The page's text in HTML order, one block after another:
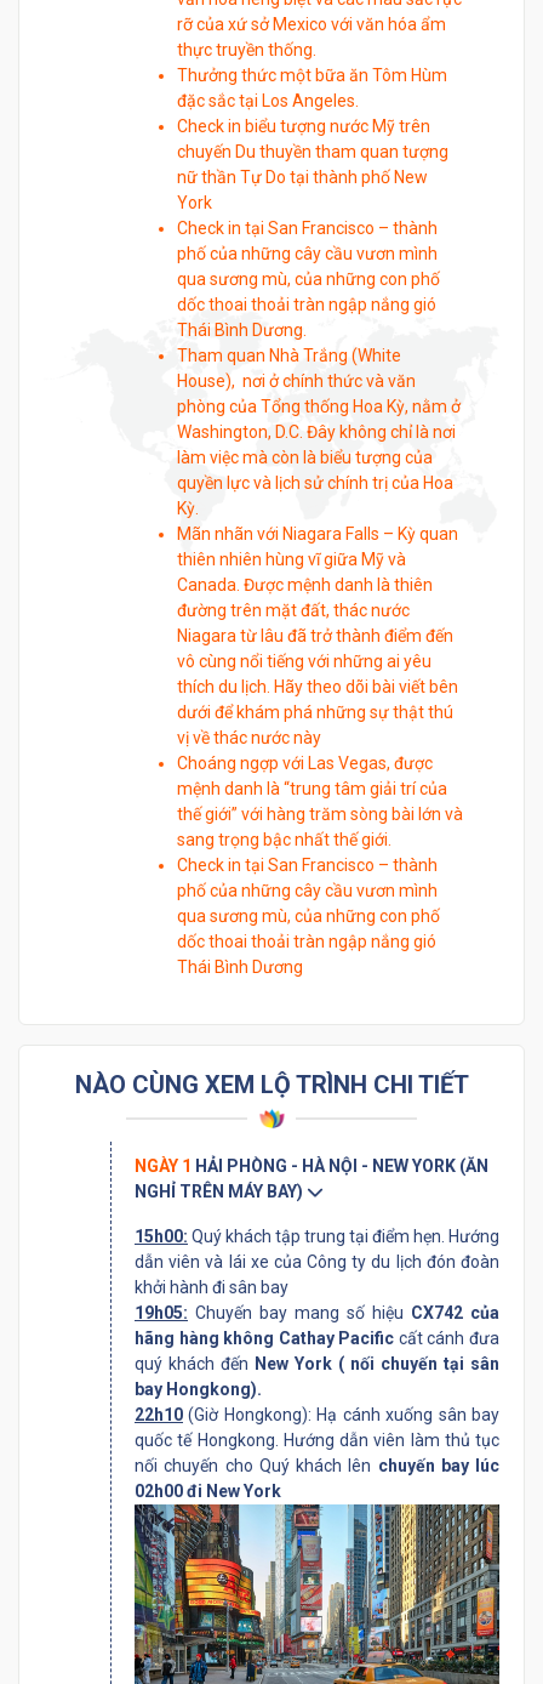
rỡ của xứ sở Mexico với văn hóa ẩm
thực truyền thống.
Thưởng thức một bữa ăn Tôm Hùm
đặc sắc tại Los Angeles.
Check in biểu tượng nước Mỹ trên
chuyến Du thuyền tham quan tượng
nữ thần Tự Do tại thành phố New
York
Check in tại San Francisco – thành
phố của những cây cầu vươn mình
qua sương mù, của những con phố
dốc thoai thoải tràn ngập nắng gió
Thái Bình Dương.
Tham quan Nhà Trắng (White
House), nơi ở chính thức và văn
phòng của Tổng thống Hoa Kỳ, nằm ở
Washington, D.C. Đây không chỉ là nơi
làm việc mà còn là biểu tượng của
quyền lực và lịch sử chính trị của Hoa
Kỳ.
Mãn nhãn với Niagara Falls – Kỳ quan
thiên nhiên hùng vĩ giữa Mỹ và
Canada. Được mệnh danh là thiên
đường trên mặt đất, thác nước
Niagara từ lâu đã trở thành điểm đến
vô cùng nổi tiếng với những ai yêu
thích du lịch. Hãy theo dõi bài viết bên
dưới để khám phá những sự thật thú
vị về thác nước này
Choáng ngợp với Las Vegas, được
mệnh danh là “trung tâm giải trí của
thế giới” với hàng trăm sòng bài lớn và
sang trọng bậc nhất thế giới.
Check in tại San Francisco – thành
phố của những cây cầu vươn mình
qua sương mù, của những con phố
dốc thoai thoải tràn ngập nắng gió
Thái Bình Dương
NÀO CÙNG XEM LỘ TRÌNH CHI TIẾT
NGÀY 1 HẢI PHÒNG - HÀ NỘI - NEW YORK (ĂN
NGHỈ TRÊN MÁY BAY)
15h00: Quý khách tập trung tại điểm hẹn. Hướng
dẫn viên và lái xe của Công ty du lịch đón đoàn
khởi hành đi sân bay
19h05: Chuyến bay mang số hiệu CX742 của
hãng hàng không Cathay Pacific cất cánh đưa
quý khách đến New York ( nối chuyến tại sân
bay Hongkong).
22h10 (Giờ Hongkong): Hạ cánh xuống sân bay
quốc tế Hongkong. Hướng dẫn viên làm thủ tục
nối chuyến cho Quý khách lên chuyến bay lúc
02h00 đi New York